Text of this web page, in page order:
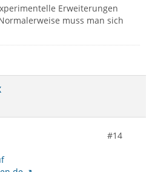
Erweiterungen
muss man sich
#14